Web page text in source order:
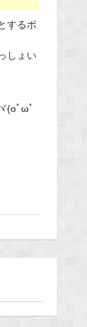
するボ
しょい
(oﾟωﾟ